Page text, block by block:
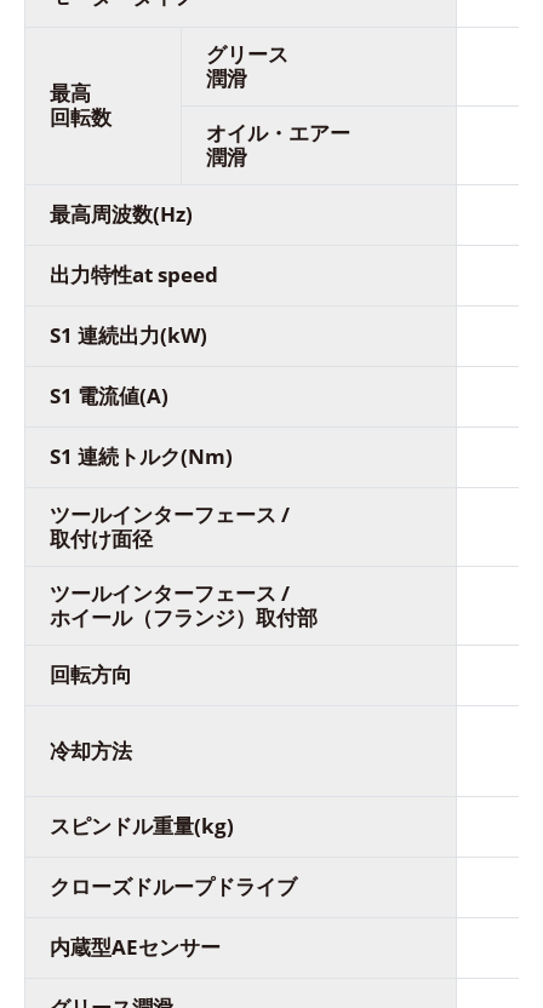
最高
回転数
グリース
潤滑
オイル・エアー
潤滑
最高周波数(Hz)
出力特性at speed
S1 連続出力(kW)
S1 電流値(A)
S1 連続トルク(Nm)
ツールインターフェース /
取付け面径
ツールインターフェース /
ホイール（フランジ）取付部
回転方向
冷却方法
スピンドル重量(kg)
クローズドループドライブ
内蔵型AEセンサー